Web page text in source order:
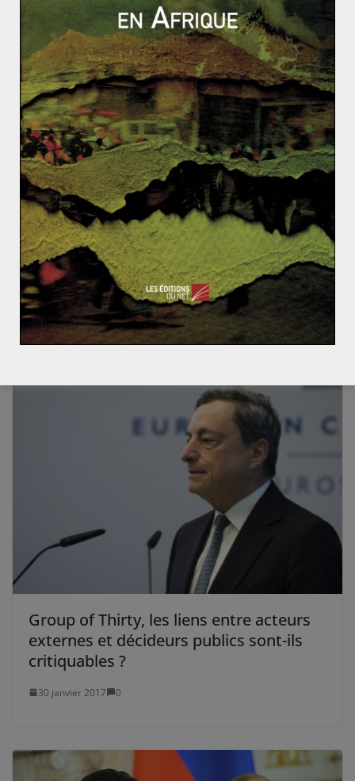
Le prochain référendum aura lieu le 9 novembre et
décidera du sort de la Catalogne en Espagne. Cette
fois-ci c’est la légitimité du référendum qui est en
cause, mais le simple fait de pouvoir l’organiser est
déjà une victoire.
La Suède passe l’arme à gauche
Why do the oil prices are so weak?
Où en est la politique européenne de
voisinage ? (1/2)
6 novembre 2014 0
Group of Thirty, les liens entre acteurs
externes et décideurs publics sont-ils
critiquables ?
30 janvier 2017 0